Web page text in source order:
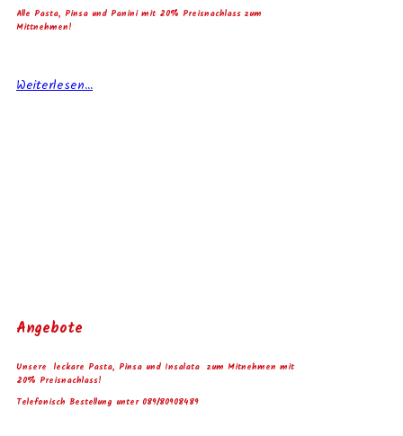
Alle Pasta, Pinsa und Panini mit 20% Preisnachlass zum
Mittnehmen!
Weiterlesen...
Angebote
Unsere leckare Pasta, Pinsa und Insalata zum Mitnehmen mit
20% Preisnachlass!
Telefonisch Bestellung unter 089/80908489